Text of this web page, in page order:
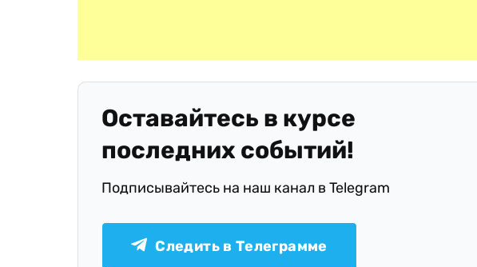
Оставайтесь в курсе
последних событий!
Подписывайтесь на наш канал в Telegram
Следить в Телеграмме